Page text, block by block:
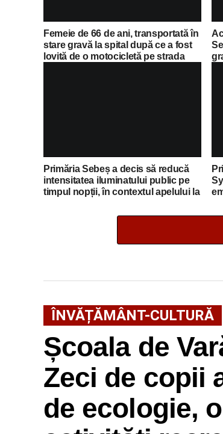
Femeie de 66 de ani, transportată în
stare gravă la spital după ce a fost
lovită de o motocicletă pe strada
Primăria Sebeș a decis să reducă
intensitatea iluminatului public pe
timpul nopții, în contextul apelului la
ÎNVĂȚĂMÂNT-CULTURĂ
Școala de
Zeci de copii
de ecologie,